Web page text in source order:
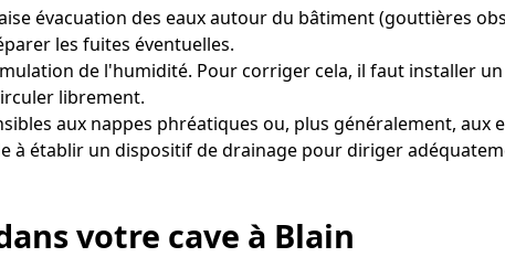
évacuation des eaux autour du bâtiment (gouttières
les fuites éventuelles.
de l'humidité. Pour corriger cela, il faut installer
librement.
aux nappes phréatiques ou, plus généralement, aux
établir un dispositif de drainage pour diriger
votre cave à Blain